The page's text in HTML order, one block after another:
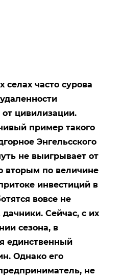
селах часто сурова
от цивилизации.
пример такого
Энгельсского
не выигрывает от
вторым по величине
инвестиций в
вовсе не
Сейчас, с их
сезона, в
единственный
Однако его
не